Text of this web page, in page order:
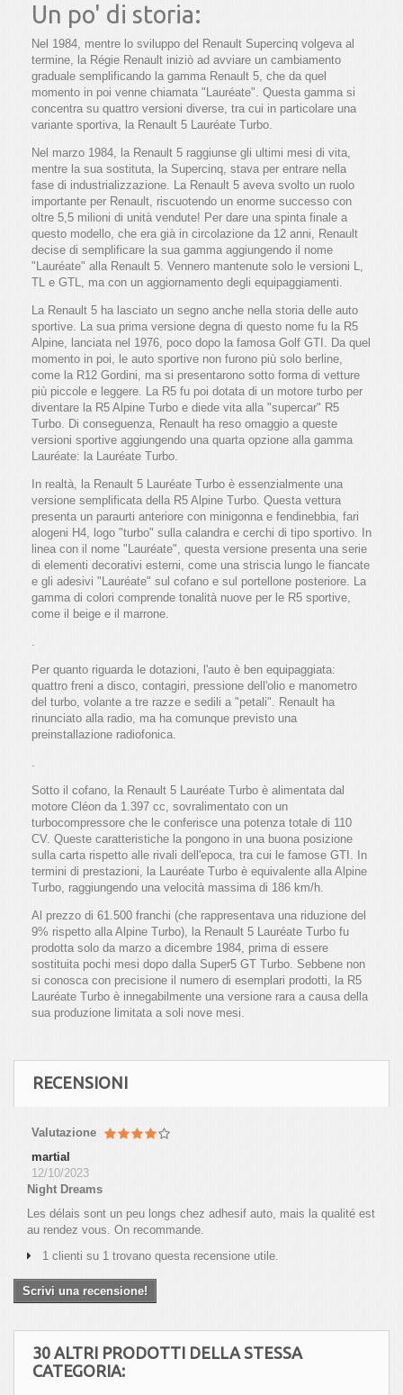
Un po' di storia:
Nel 1984, mentre lo sviluppo del Renault Supercinq volgeva al
termine, la Régie Renault iniziò ad avviare un cambiamento
graduale semplificando la gamma Renault 5, che da quel
momento in poi venne chiamata "Lauréate". Questa gamma si
concentra su quattro versioni diverse, tra cui in particolare una
variante sportiva, la Renault 5 Lauréate Turbo.
Nel marzo 1984, la Renault 5 raggiunse gli ultimi mesi di vita,
mentre la sua sostituta, la Supercinq, stava per entrare nella
fase di industrializzazione. La Renault 5 aveva svolto un ruolo
importante per Renault, riscuotendo un enorme successo con
oltre 5,5 milioni di unità vendute! Per dare una spinta finale a
questo modello, che era già in circolazione da 12 anni, Renault
decise di semplificare la sua gamma aggiungendo il nome
"Lauréate" alla Renault 5. Vennero mantenute solo le versioni L,
TL e GTL, ma con un aggiornamento degli equipaggiamenti.
La Renault 5 ha lasciato un segno anche nella storia delle auto
sportive. La sua prima versione degna di questo nome fu la R5
Alpine, lanciata nel 1976, poco dopo la famosa Golf GTI. Da quel
momento in poi, le auto sportive non furono più solo berline,
come la R12 Gordini, ma si presentarono sotto forma di vetture
più piccole e leggere. La R5 fu poi dotata di un motore turbo per
diventare la R5 Alpine Turbo e diede vita alla "supercar" R5
Turbo. Di conseguenza, Renault ha reso omaggio a queste
versioni sportive aggiungendo una quarta opzione alla gamma
Lauréate: la Lauréate Turbo.
In realtà, la Renault 5 Lauréate Turbo è essenzialmente una
versione semplificata della R5 Alpine Turbo. Questa vettura
presenta un paraurti anteriore con minigonna e fendinebbia, fari
alogeni H4, logo "turbo" sulla calandra e cerchi di tipo sportivo. In
linea con il nome "Lauréate", questa versione presenta una serie
di elementi decorativi esterni, come una striscia lungo le fiancate
e gli adesivi "Lauréate" sul cofano e sul portellone posteriore. La
gamma di colori comprende tonalità nuove per le R5 sportive,
come il beige e il marrone.
.
Per quanto riguarda le dotazioni, l'auto è ben equipaggiata:
quattro freni a disco, contagiri, pressione dell'olio e manometro
del turbo, volante a tre razze e sedili a "petali". Renault ha
rinunciato alla radio, ma ha comunque previsto una
preinstallazione radiofonica.
.
Sotto il cofano, la Renault 5 Lauréate Turbo è alimentata dal
motore Cléon da 1.397 cc, sovralimentato con un
turbocompressore che le conferisce una potenza totale di 110
CV. Queste caratteristiche la pongono in una buona posizione
sulla carta rispetto alle rivali dell'epoca, tra cui le famose GTI. In
termini di prestazioni, la Lauréate Turbo è equivalente alla Alpine
Turbo, raggiungendo una velocità massima di 186 km/h.
Al prezzo di 61.500 franchi (che rappresentava una riduzione del
9% rispetto alla Alpine Turbo), la Renault 5 Lauréate Turbo fu
prodotta solo da marzo a dicembre 1984, prima di essere
sostituita pochi mesi dopo dalla Super5 GT Turbo. Sebbene non
si conosca con precisione il numero di esemplari prodotti, la R5
Lauréate Turbo è innegabilmente una versione rara a causa della
sua produzione limitata a soli nove mesi.
RECENSIONI
Valutazione
martial
12/10/2023
Night Dreams
Les délais sont un peu longs chez adhesif auto, mais la qualité est
au rendez vous. On recommande.
1 clienti su 1 trovano questa recensione utile.
Scrivi una recensione!
30 ALTRI PRODOTTI DELLA STESSA
CATEGORIA: